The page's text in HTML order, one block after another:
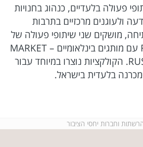
פעולה בלעדיים, כנהוג בחנויות
ולעוגנים מרכזיים בתרבות
מושקים שני שיתופי פעולה של
FIVE POINT FOUR עם מותגים בינלאומיים – MARKET
ו-RUSSELL ATHLETIC. הקולקציות נוצרו במיוחד עבור
בלעדית בישראל.
וחברות יחסי הציבור